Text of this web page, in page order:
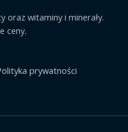
oraz witaminy i minerały.
ceny.
prywatności